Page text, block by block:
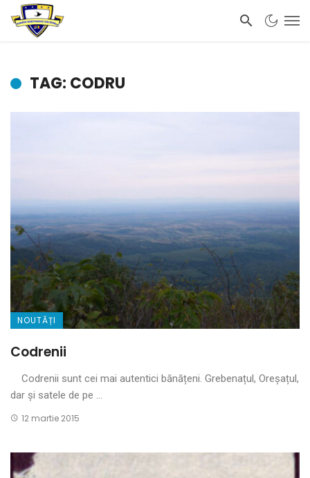
TAG: CODRU
NOUTĂȚI
Codrenii
Codrenii sunt cei mai autentici bănățeni. Grebenațul, Oreșațul,
dar și satele de pe ...
12 martie 2015